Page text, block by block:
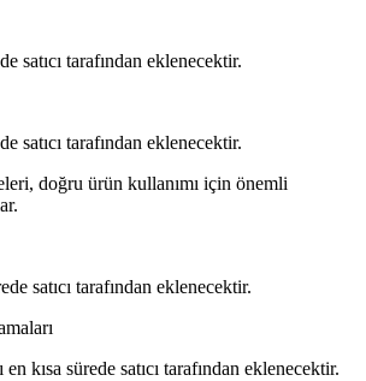
satıcı tarafından eklenecektir.
satıcı tarafından eklenecektir.
doğru ürün kullanımı için önemli
satıcı tarafından eklenecektir.
kısa sürede satıcı tarafından eklenecektir.